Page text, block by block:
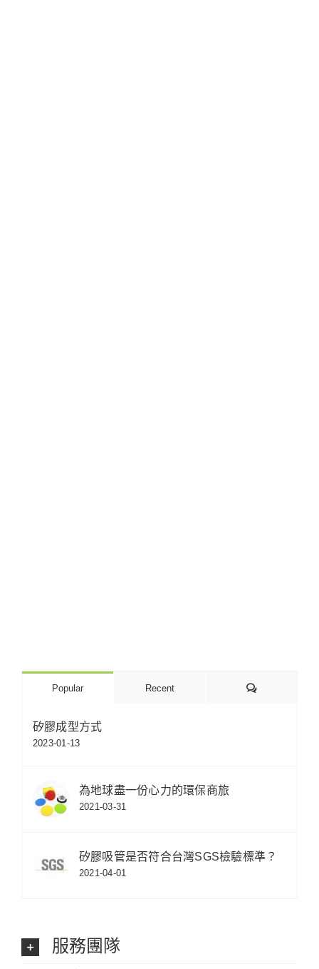
Popular Recent Comments
矽膠成型方式
2023-01-13
為地球盡一份心力的環保商旅
2021-03-31
矽膠吸管是否符合台灣SGS檢驗標準？
2021-04-01
服務團隊